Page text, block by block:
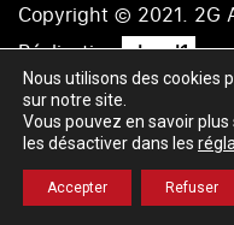
Copyright © 2021. 2G
Réalisation .level1
Mentions légales|
site
Nous utilisons des cookies
sur notre site.
Vous pouvez en savoir
les désactiver dans les
Accepter Refuser